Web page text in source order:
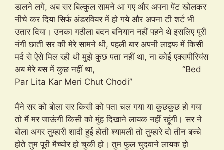
डालने लगे, अब सर बिल्कुल सामने आ गए और अपना पेंट खोलकर
नीचे कर दिया सिर्फ अंडरवियर में हो गये और अपना टी शर्ट भी
उतार दिया। उनका गठीला बदन बनियान नहीं पहने थे इसलिए पूरी
नंगी छाती सर की मेरे सामने थी, पहली बार अपनी लाइफ में किसी
मर्द से ऐसे मिल रही थी मुझे कुछ पता नहीं था, ना कोई एक्सपीरियंस
अब मेरे बस में कुछ नहीं था, “Bed
Par Lita Kar Meri Chut Chodi”
मैंने सर को बोला सर किसी को पता चल गया या कुछकुछ हो गया
तो मैं मर जाऊंगी किसी को मुंह दिखाने लायक नहीं रहूंगी। सर ने
बोला अगर तुम्हारी शादी हुई होती श्यामली तो तुम्हारे दो तीन बच्चे
होते तुम पूरी मैच्योर हो चुकी हो। तुम फुल चुदवाने लायक हो